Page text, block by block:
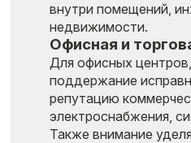
внутри помещений,
недвижимости.
Офисная и
Для офисных
поддержание
репутацию
электроснабжения,
Также внимание